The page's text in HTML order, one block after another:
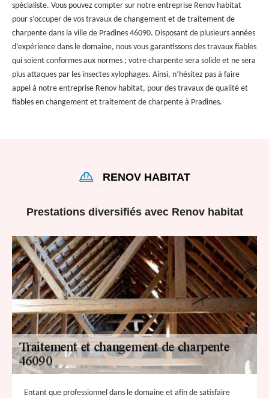
spécialiste. Vous pouvez compter sur notre entreprise Renov habitat
pour s’occuper de vos travaux de changement et de traitement de
charpente dans la ville de Pradines 46090. Disposant de plusieurs années
d’expérience dans le domaine, nous vous garantissons des travaux fiables
qui soient conformes aux normes ; votre charpente sera solide et ne sera
plus attaques par les insectes xylophages. Ainsi, n’hésitez pas à faire
appel à notre entreprise Renov habitat, pour des travaux de qualité et
fiables en changement et traitement de charpente à Pradines.
RENOV HABITAT
Prestations diversifiés avec Renov habitat
Entant que professionnel dans le domaine et afin de satisfaire